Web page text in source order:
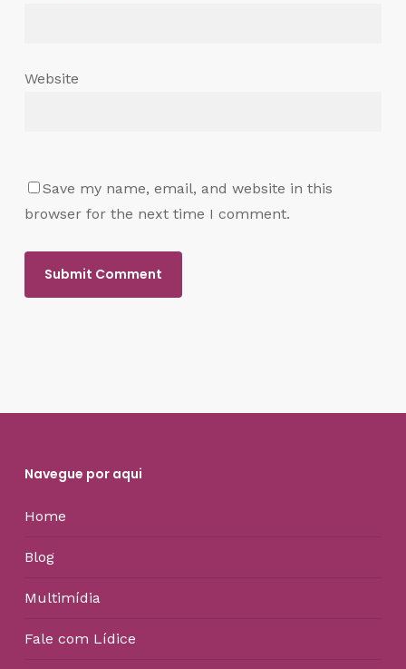
Website
Save my name, email, and website in this
browser for the next time I comment.
Navegue por aqui
Home
Blog
Multimídia
Fale com Lídice